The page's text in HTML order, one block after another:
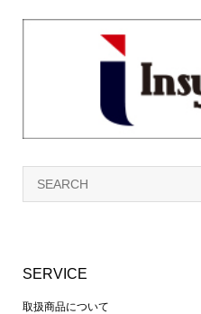
SERVICE
取扱商品について